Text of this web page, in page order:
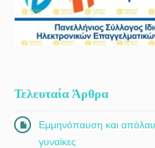
στον
Τελευταία Άρθρα
Εμμηνόπαυση και
γυναίκες